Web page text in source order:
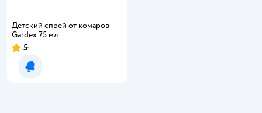
Детский спрей от комаров
Gardex 75 мл
Рейтинг:
5
Уведомить о появлении